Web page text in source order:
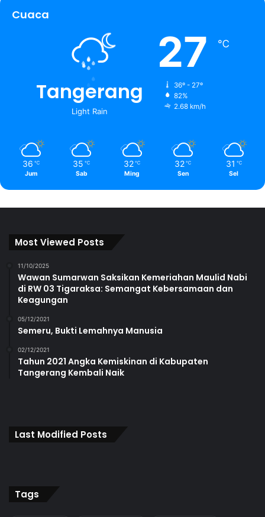
Cuaca
Tangerang
Light Rain
27 ℃
36º - 27º
82%
2.68 km/h
36 ℃
Jum
35 ℃
Sab
32 ℃
Ming
32 ℃
Sen
31 ℃
Sel
Most Viewed Posts
11/10/2025
Wawan Sumarwan Saksikan Kemeriahan Maulid Nabi
di RW 03 Tigaraksa: Semangat Kebersamaan dan
Keagungan
05/12/2021
Semeru, Bukti Lemahnya Manusia
02/12/2021
Tahun 2021 Angka Kemiskinan di Kabupaten
Tangerang Kembali Naik
Last Modified Posts
Tags